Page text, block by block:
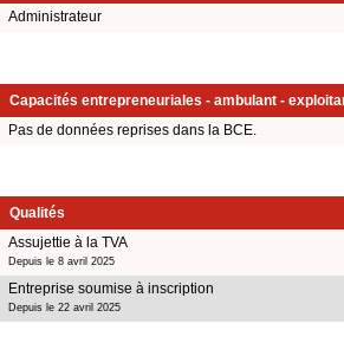
Administrateur
Capacités entrepreneuriales - ambulant -
Pas de données reprises dans la BCE.
Qualités
Assujettie à la TVA
Depuis le 8 avril 2025
Entreprise soumise à inscription
Depuis le 22 avril 2025